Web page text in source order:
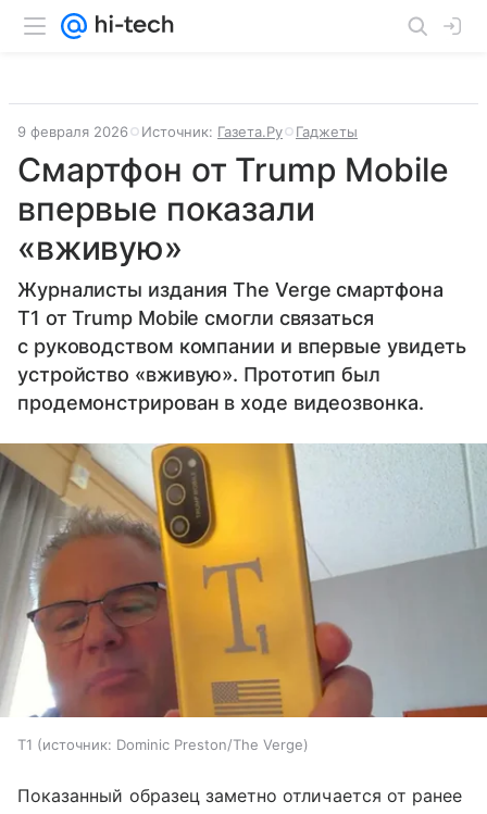
9 февраля 2026 Источник: Газета.Ру Гаджеты
Смартфон от Trump Mobile
впервые показали
«вживую»
Журналисты издания The Verge смартфона
T1 от Trump Mobile смогли связаться
с руководством компании и впервые увидеть
устройство «вживую». Прототип был
продемонстрирован в ходе видеозвонка.
T1 источник: Dominic Preston/The Verge
Показанный образец заметно отличается от ранее